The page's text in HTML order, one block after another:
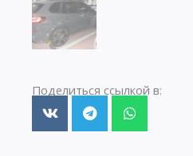
Поделиться ссылкой в: